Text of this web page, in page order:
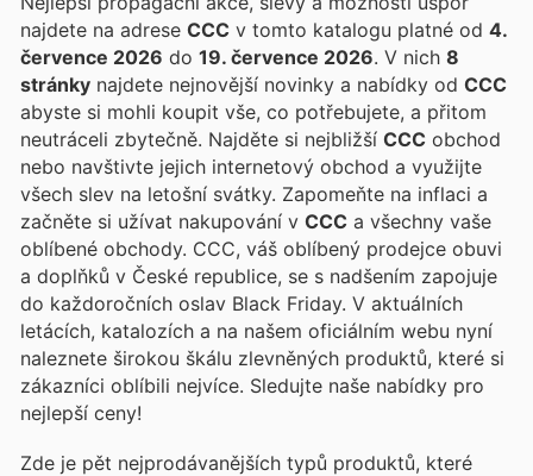
najdete na adrese CCC v tomto katalogu platné od 4.
července 2026 do 19. července 2026 . V nich 8
stránky najdete nejnovější novinky a nabídky od CCC
abyste si mohli koupit vše, co potřebujete, a přitom
neutráceli zbytečně. Najděte si nejbližší CCC obchod
nebo navštivte jejich internetový obchod a využijte
všech slev na letošní svátky. Zapomeňte na inflaci a
začněte si užívat nakupování v CCC a všechny vaše
oblíbené obchody. CCC, váš oblíbený prodejce obuvi
a doplňků v České republice, se s nadšením zapojuje
do každoročních oslav Black Friday. V aktuálních
letácích, katalozích a na našem oficiálním webu nyní
naleznete širokou škálu zlevněných produktů, které si
zákazníci oblíbili nejvíce. Sledujte naše nabídky pro
nejlepší ceny!
Zde je pět nejprodávanějších typů produktů, které